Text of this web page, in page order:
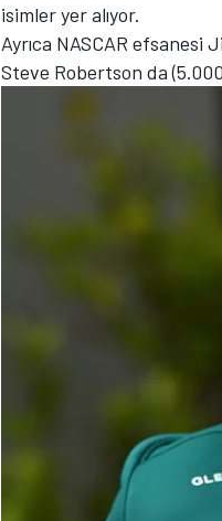
MOTOSİKLET
isimler yer alıyor.
Ayrıca NASCAR
Steve Robertson da